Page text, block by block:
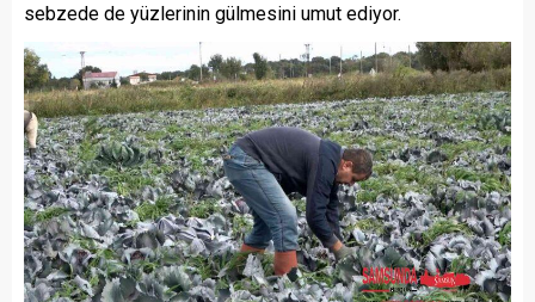
sebzede de yüzlerinin gülmesini umut ediyor.